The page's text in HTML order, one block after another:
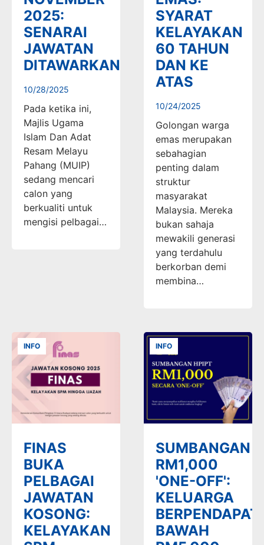
2025:
SENARAI
JAWATAN
DITAWARKAN
10/28/2025
Pada ketika ini,
Majlis Ugama
Islam Dan Adat
Resam Melayu
Pahang (MUIP)
sedang mencari
calon yang
berkualiti untuk
mengisi pelbagai…
SYARAT
KELAYAKAN
60 TAHUN
DAN KE
ATAS
10/24/2025
Golongan warga
emas merupakan
sebahagian
penting dalam
struktur
masyarakat
Malaysia. Mereka
bukan sahaja
mewakili generasi
yang terdahulu
berkorban demi
membina…
INFO
FINAS
BUKA
PELBAGAI
JAWATAN
KOSONG:
KELAYAKAN
INFO
SUMBANGAN
RM1,000
'ONE-OFF':
KELUARGA
BAWAH